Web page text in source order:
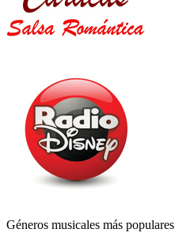
Géneros musicales más populares